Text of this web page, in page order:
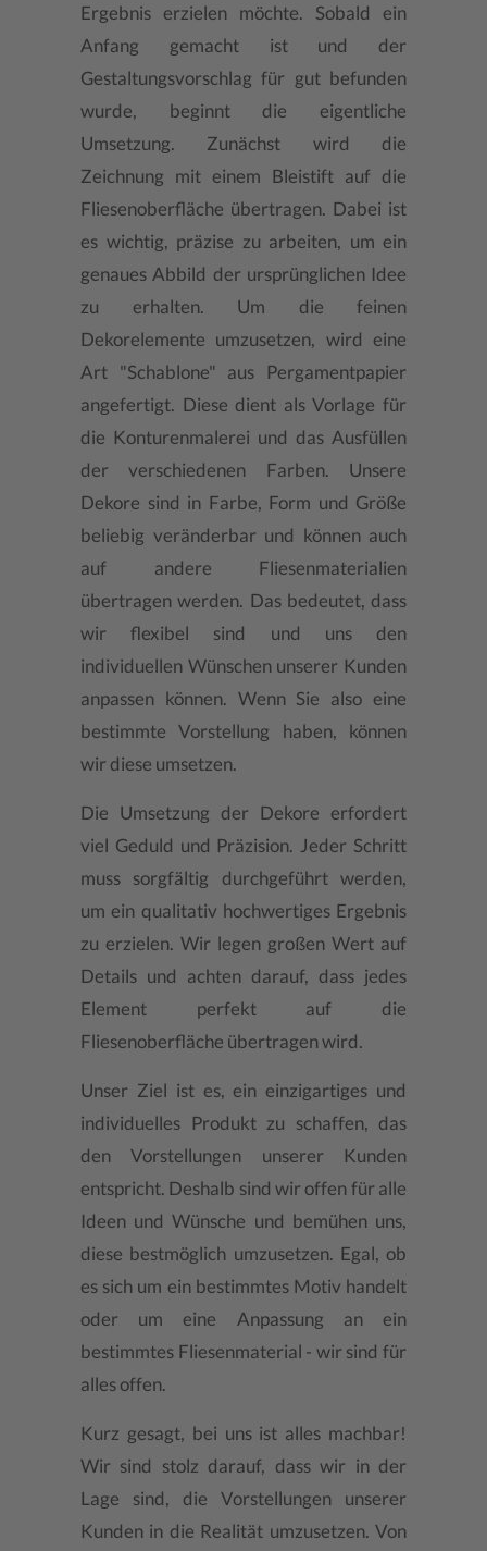
Ergebnis erzielen möchte. Sobald ein
Anfang gemacht ist und der
Gestaltungsvorschlag für gut befunden
wurde, beginnt die eigentliche
Umsetzung. Zunächst wird die
Zeichnung mit einem Bleistift auf die
Fliesenoberfläche übertragen. Dabei ist
es wichtig, präzise zu arbeiten, um ein
genaues Abbild der ursprünglichen Idee
zu erhalten. Um die feinen
Dekorelemente umzusetzen, wird eine
Art "Schablone" aus Pergamentpapier
angefertigt. Diese dient als Vorlage für
die Konturenmalerei und das Ausfüllen
der verschiedenen Farben. Unsere
Dekore sind in Farbe, Form und Größe
beliebig veränderbar und können auch
auf andere Fliesenmaterialien
übertragen werden. Das bedeutet, dass
wir flexibel sind und uns den
individuellen Wünschen unserer Kunden
anpassen können. Wenn Sie also eine
bestimmte Vorstellung haben, können
wir diese umsetzen.
Die Umsetzung der Dekore erfordert
viel Geduld und Präzision. Jeder Schritt
muss sorgfältig durchgeführt werden,
um ein qualitativ hochwertiges Ergebnis
zu erzielen. Wir legen großen Wert auf
Details und achten darauf, dass jedes
Element perfekt auf die
Fliesenoberfläche übertragen wird.
Unser Ziel ist es, ein einzigartiges und
individuelles Produkt zu schaffen, das
den Vorstellungen unserer Kunden
entspricht. Deshalb sind wir offen für alle
Ideen und Wünsche und bemühen uns,
diese bestmöglich umzusetzen. Egal, ob
es sich um ein bestimmtes Motiv handelt
oder um eine Anpassung an ein
bestimmtes Fliesenmaterial - wir sind für
alles offen.
Kurz gesagt, bei uns ist alles machbar!
Wir sind stolz darauf, dass wir in der
Lage sind, die Vorstellungen unserer
Kunden in die Realität umzusetzen. Von